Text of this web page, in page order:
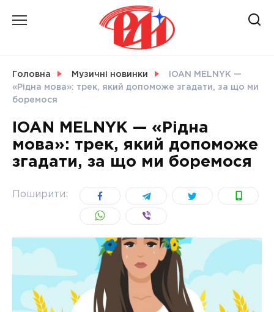
СВІТ
УКРАЇНА
Головна Музичні новинки
IOAN MELNYK —
«Рідна мова»: трек, який допоможе згадати, за що ми
боремося
IOAN MELNYK — «Рідна
мова»: трек, який допоможе
згадати, за що ми боремося
Поширити: